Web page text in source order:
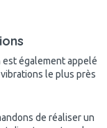
est également appelé
le plus près
de réaliser un